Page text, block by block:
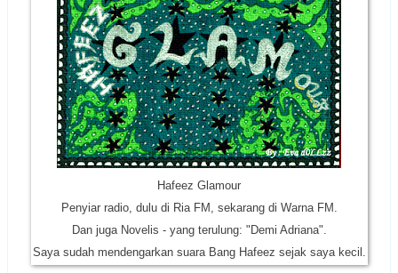
Hafeez Glamour
Penyiar radio, dulu di Ria FM, sekarang di Warna FM.
Dan juga Novelis - yang terulung: "Demi Adriana".
Saya sudah mendengarkan suara Bang Hafeez sejak saya kecil.